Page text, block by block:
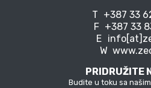
T +387 33
F +387 33
E
W
PRIDRUŽITE
Budite u toku sa